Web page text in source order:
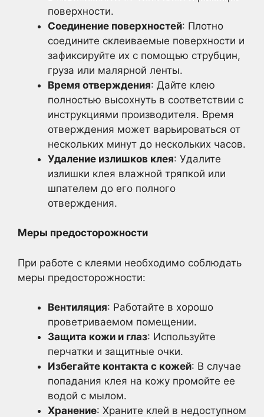
поверхности.
Соединение поверхностей: Плотно
соедините склеиваемые поверхности и
зафиксируйте их с помощью струбцин,
груза или малярной ленты.
Время отверждения: Дайте клею
полностью высохнуть в соответствии с
инструкциями производителя. Время
отверждения может варьироваться от
нескольких минут до нескольких часов.
Удаление излишков клея: Удалите
излишки клея влажной тряпкой или
шпателем до его полного
отверждения.
Меры предосторожности
При работе с клеями необходимо соблюдать
меры предосторожности:
Вентиляция: Работайте в хорошо
проветриваемом помещении.
Защита кожи и глаз: Используйте
перчатки и защитные очки.
Избегайте контакта с кожей: В случае
попадания клея на кожу промойте ее
водой с мылом.
Хранение: Храните клей в недоступном